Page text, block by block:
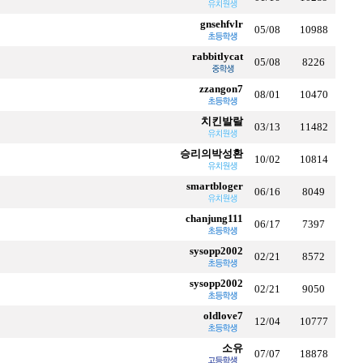
gnsehfvlr 05/08 10988
rabbitlycat 05/08 8226
zzangon7 08/01 10470
치킨발랄 03/13 11482
승리의박성환 10/02 10814
smartbloger 06/16 8049
chanjung111 06/17 7397
sysopp2002 02/21 8572
sysopp2002 02/21 9050
oldlove7 12/04 10777
소유 07/07 18878